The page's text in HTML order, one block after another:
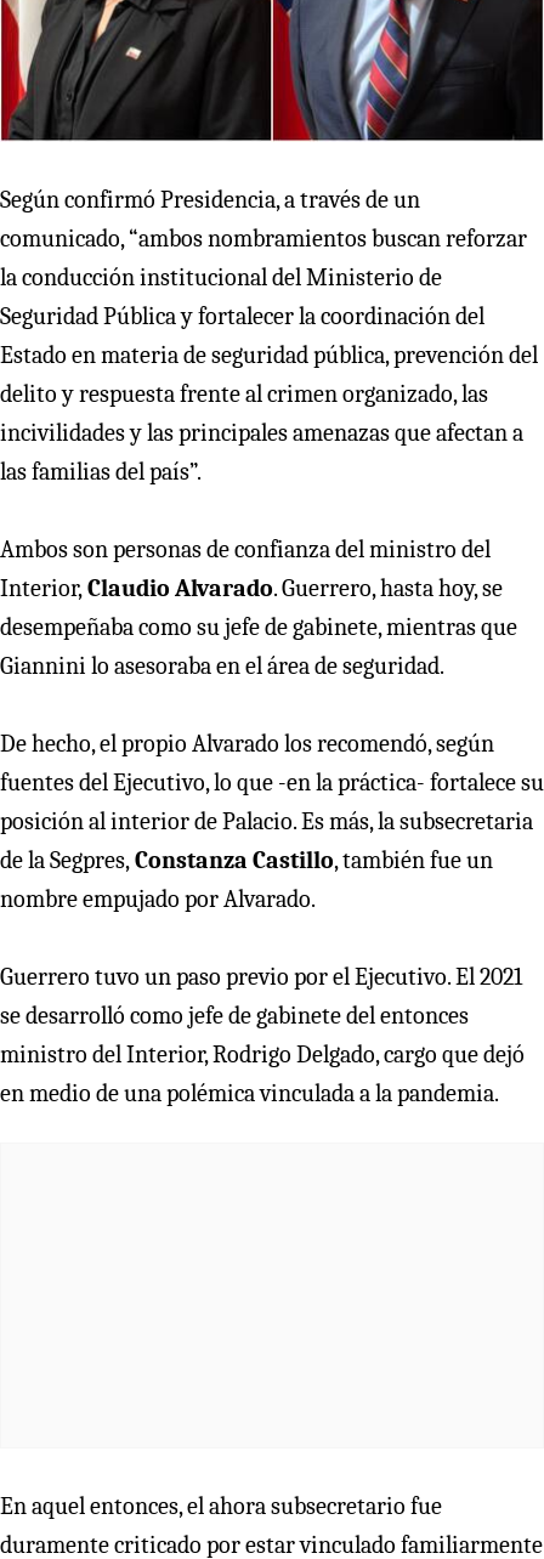
Según confirmó Presidencia, a través de un
comunicado, “ambos nombramientos buscan reforzar
la conducción institucional del Ministerio de
Seguridad Pública y fortalecer la coordinación del
Estado en materia de seguridad pública, prevención del
delito y respuesta frente al crimen organizado, las
incivilidades y las principales amenazas que afectan a
las familias del país”.
Ambos son personas de confianza del ministro del
Interior,Claudio Alvarado. Guerrero, hasta hoy, se
desempeñaba como su jefe de gabinete, mientras que
Giannini lo asesoraba en el área de seguridad.
De hecho, el propio Alvarado los recomendó, según
fuentes del Ejecutivo, lo que -en la práctica- fortalece su
posición al interior de Palacio. Es más, la subsecretaria
de la Segpres,Constanza Castillo, también fue un
nombre empujado por Alvarado.
Guerrero tuvo un paso previo por el Ejecutivo. El 2021
se desarrolló como jefe de gabinete del entonces
ministro del Interior, Rodrigo Delgado, cargo que dejó
en medio de una polémica vinculada a la pandemia.
En aquel entonces, el ahora subsecretario fue
duramente criticado por estar vinculado familiarmente